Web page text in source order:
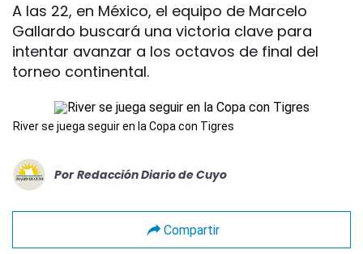
A las 22, en México, el equipo de Marcelo
Gallardo buscará una victoria clave para
intentar avanzar a los octavos de final del
torneo continental.
River se juega seguir en la Copa con Tigres
Por Redacción Diario de Cuyo
Compartir